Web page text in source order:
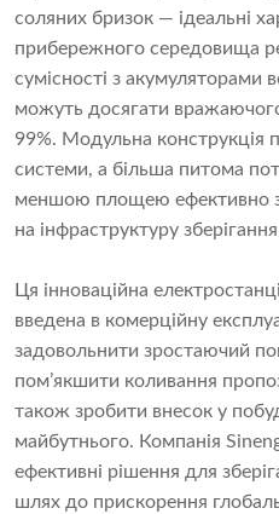
соляних бризок — ідеальні
прибережного середовища
сумісності з акумуляторами
можуть досягати
99%. Модульна конструкція
системи, а більша питома
меншою площею ефективно
на інфраструктуру зберігання
Ця інноваційна
введена в комерційну
задовольнити зростаючий
пом’якшити коливання
також зробити внесок у
майбутнього. Компанія
ефективні рішення для
шлях до прискорення